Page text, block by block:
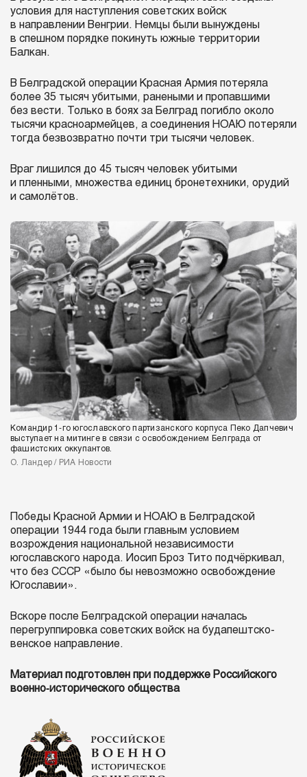
условия для наступления советских войск
в направлении Венгрии. Немцы были вынуждены
в спешном порядке покинуть южные территории
Балкан.
В Белградской операции Красная Армия потеряла
более 35 тысяч убитыми, ранеными и пропавшими
без вести. Только в боях за Белград погибло около
тысячи красноармейцев, а соединения НОАЮ потеряли
тогда безвозвратно почти три тысячи человек.
Враг лишился до 45 тысяч человек убитыми
и пленными, множества единиц бронетехники, орудий
и самолётов.
Командир 1‑го югославского партизанского корпуса Пеко Дапчевич
выступает на митинге в связи с освобождением Белграда от
фашистских оккупантов.
О. Ландер / РИА Новости
Победы Красной Армии и НОАЮ в Белградской
операции 1944 года были главным условием
возрождения национальной независимости
югославского народа. Иосип Броз Тито подчёркивал,
что без СССР «было бы невозможно освобождение
Югославии».
Вскоре после Белградской операции началась
перегруппировка советских войск на будапештско-
венское направление.
Материал подготовлен при поддержке Российского
военно‑исторического общества